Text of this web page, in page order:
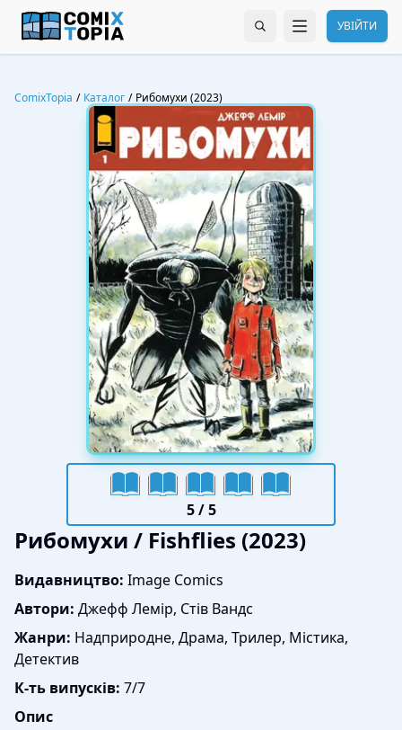
УВІЙТИ
ComixTopia / Каталог / Рибомухи (2023)
5/ 5
Рибомухи / Fishflies (2023)
Видавництво: Image Comics
Автори: Джефф Лемір, Стів Вандс
Жанри: Надприродне, Драма, Трилер, Містика,
Детектив
К-ть випусків: 7/7
Опис